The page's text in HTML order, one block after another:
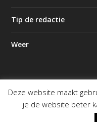
Tip de redactie
Weer
Ontworpen door
Deze website maakt
je de website beter